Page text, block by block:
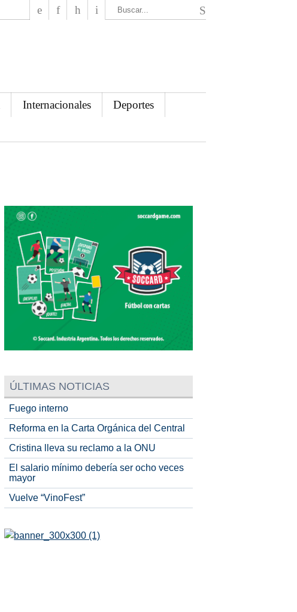
Internacionales
Deportes
ÚLTIMAS NOTICIAS
Fuego interno
Reforma en la Carta Orgánica del Central
Cristina lleva su reclamo a la ONU
El salario mínimo debería ser ocho veces
mayor
Vuelve “VinoFest”